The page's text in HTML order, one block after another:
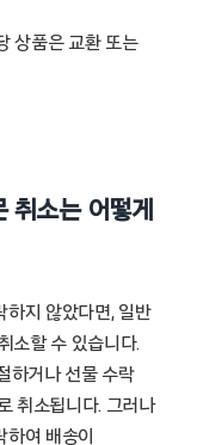
상품은 교환 또는
취소는 어떻게
하지 않았다면, 일반
소할 수 있습니다.
하거나 선물 수락
취소됩니다. 그러나
여 배송이